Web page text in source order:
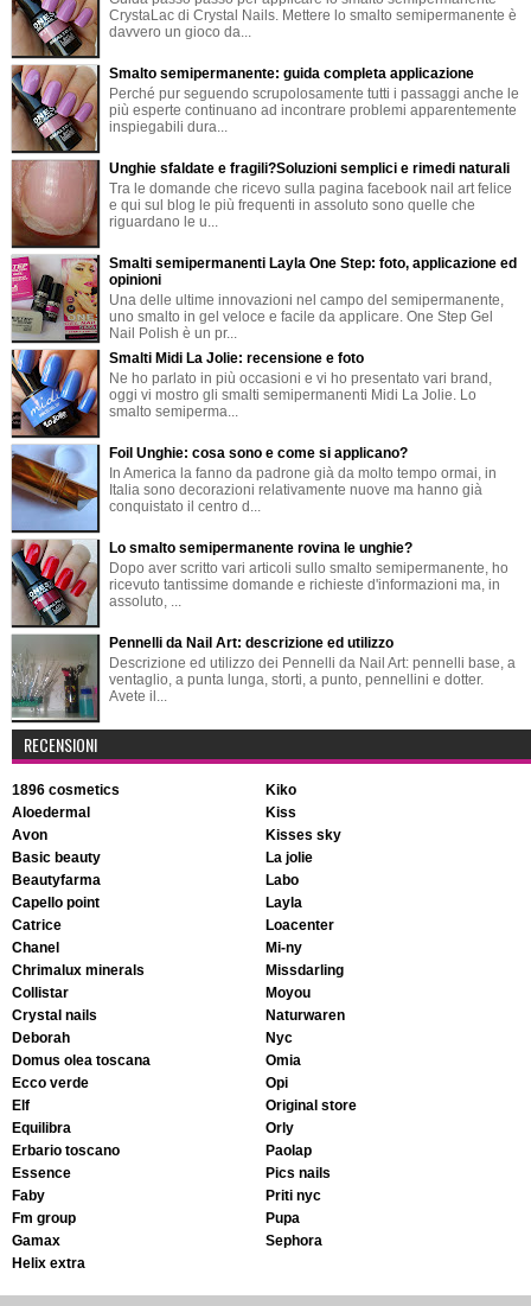
CrystaLac di Crystal Nails. Mettere lo smalto semipermanente è
davvero un gioco da...
Smalto semipermanente: guida completa applicazione
Perché pur seguendo scrupolosamente tutti i passaggi anche le
più esperte continuano ad incontrare problemi apparentemente
inspiegabili dura...
Unghie sfaldate e fragili?Soluzioni semplici e rimedi naturali
Tra le domande che ricevo sulla pagina facebook nail art felice
e qui sul blog le più frequenti in assoluto sono quelle che
riguardano le u...
Smalti semipermanenti Layla One Step: foto, applicazione ed
opinioni
Una delle ultime innovazioni nel campo del semipermanente,
uno smalto in gel veloce e facile da applicare. One Step Gel
Nail Polish è un pr...
Smalti Midi La Jolie: recensione e foto
Ne ho parlato in più occasioni e vi ho presentato vari brand,
oggi vi mostro gli smalti semipermanenti Midi La Jolie. Lo
smalto semiperma...
Foil Unghie: cosa sono e come si applicano?
In America la fanno da padrone già da molto tempo ormai, in
Italia sono decorazioni relativamente nuove ma hanno già
conquistato il centro d...
Lo smalto semipermanente rovina le unghie?
Dopo aver scritto vari articoli sullo smalto semipermanente, ho
ricevuto tantissime domande e richieste d'informazioni ma, in
assoluto, ...
Pennelli da Nail Art: descrizione ed utilizzo
Descrizione ed utilizzo dei Pennelli da Nail Art: pennelli base, a
ventaglio, a punta lunga, storti, a punto, pennellini e dotter.
Avete il...
RECENSIONI
1896 cosmetics
aloedermal
avon
basic beauty
beautyfarma
capello point
catrice
chanel
chrimalux minerals
collistar
crystal nails
deborah
domus olea toscana
ecco verde
elf
equilibra
erbario toscano
essence
faby
fm group
gamax
helix extra
kiko
kiss
kisses sky
la jolie
labo
layla
loacenter
mi-ny
missdarling
moyou
naturwaren
nyc
omia
opi
original store
orly
paolap
pics nails
priti nyc
pupa
sephora